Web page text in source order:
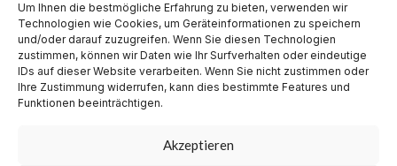
Um Ihnen die bestmögliche Erfahrung zu bieten, verwenden wir
Technologien wie Cookies, um Geräteinformationen zu speichern
und/oder darauf zuzugreifen. Wenn Sie diesen Technologien
zustimmen, können wir Daten wie Ihr Surfverhalten oder eindeutige
IDs auf dieser Website verarbeiten. Wenn Sie nicht zustimmen oder
Ihre Zustimmung widerrufen, kann dies bestimmte Features und
Funktionen beeinträchtigen.
Akzeptieren
August 2024
Juli 2024
Juni 2024
Mai 2024
April 2024
März 2024